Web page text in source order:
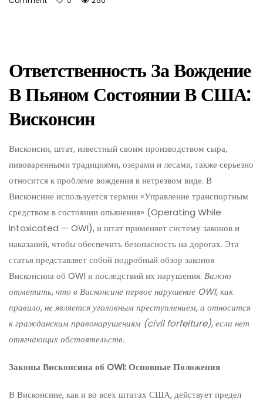
Ответственность За Вождение
В Пьяном Состоянии В США:
Висконсин
Висконсин, штат, известный своим производством сыра,
пивоваренными традициями, озерами и лесами, также серьезно
относится к проблеме вождения в нетрезвом виде. В
Висконсине используется термин «Управление транспортным
средством в состоянии опьянения» (Operating While
Intoxicated — OWI), и штат применяет систему законов и
наказаний, чтобы обеспечить безопасность на дорогах. Эта
статья представляет собой подробный обзор законов
Висконсина об OWI и последствий их нарушения. Важно
отметить, что в Висконсине первое нарушение OWI, как
правило, не является уголовным преступлением, а относится
к гражданским правонарушениям (civil forfeiture), если нет
отягчающих обстоятельств.
Законы Висконсина об OWI: Основные Положения
В Висконсине, как и во всех штатах США, действует предел